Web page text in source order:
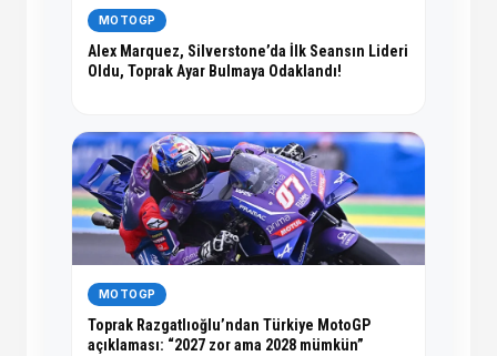
MOTOGP
Alex Marquez, Silverstone’da İlk Seansın Lideri
Oldu, Toprak Ayar Bulmaya Odaklandı!
MOTOGP
Toprak Razgatlıoğlu’ndan Türkiye MotoGP
açıklaması: “2027 zor ama 2028 mümkün”